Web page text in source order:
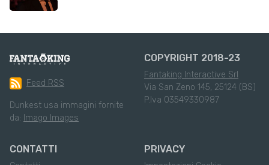
Feed RSS
Dunkest usa immagini fornite
da: Imago Images
COPYRIGHT 2018-23
Fantaking Interactive Srl
Via San Zeno 145, 25124 (BS)
P.Iva 03549330987
CONTATTI PRIVACY